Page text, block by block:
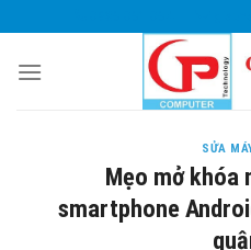
to
content
SỬA
Mẹo mở khóa
smartphone